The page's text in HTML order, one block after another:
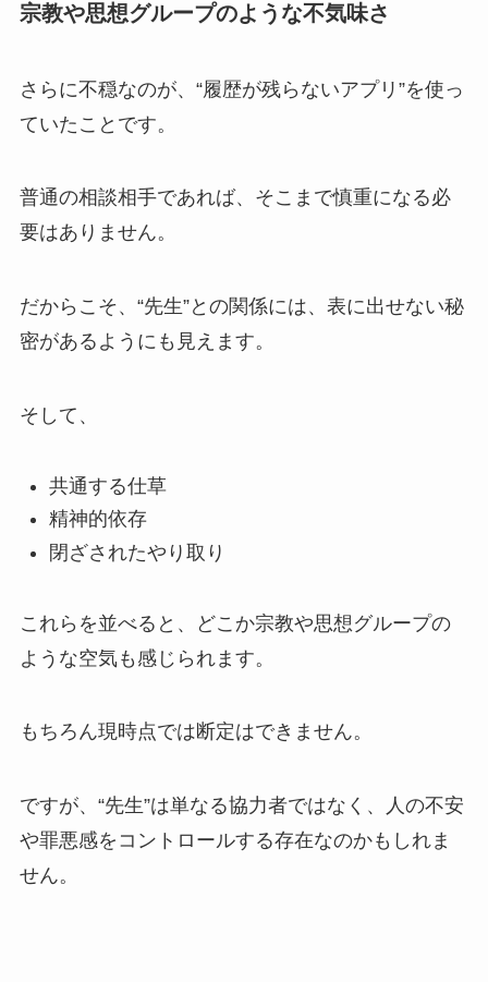
宗教や思想グループのような不気味さ
さらに不穏なのが、“履歴が残らないアプリ”を使っ
ていたことです。
普通の相談相手であれば、そこまで慎重になる必
要はありません。
だからこそ、“先生”との関係には、表に出せない秘
密があるようにも見えます。
そして、
共通する仕草
精神的依存
閉ざされたやり取り
これらを並べると、どこか宗教や思想グループの
ような空気も感じられます。
もちろん現時点では断定はできません。
ですが、“先生”は単なる協力者ではなく、人の不安
や罪悪感をコントロールする存在なのかもしれま
せん。